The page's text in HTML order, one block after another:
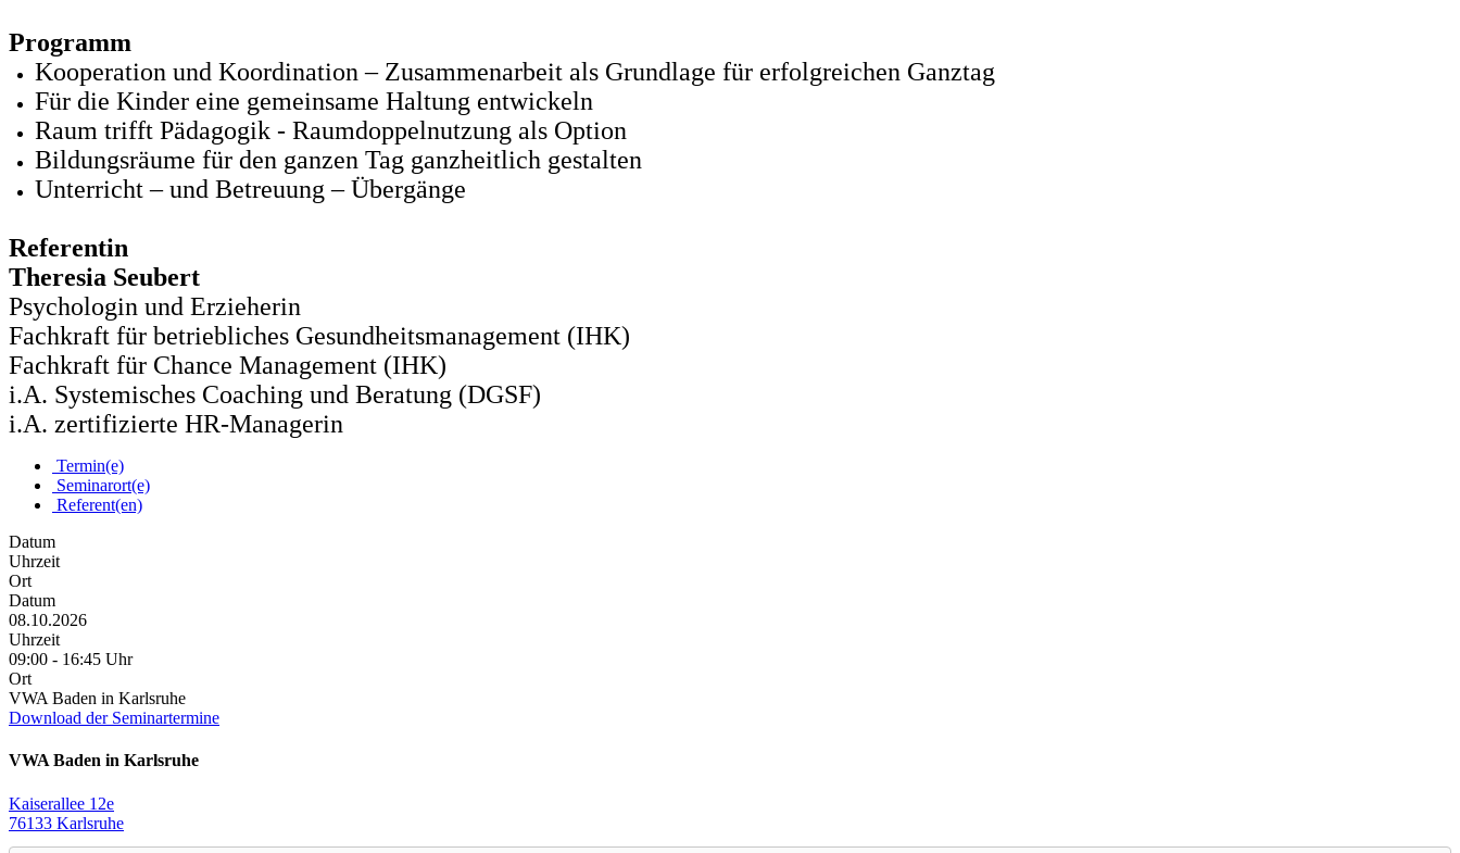
Programm
Kooperation und Koordination – Zusammenarbeit als Grundlage für erfolgreichen Ganztag
Für die Kinder eine gemeinsame Haltung entwickeln
Raum trifft Pädagogik - Raumdoppelnutzung als Option
Bildungsräume für den ganzen Tag ganzheitlich gestalten
Unterricht – und Betreuung – Übergänge
Referentin
Theresia Seubert
Psychologin und Erzieherin
Fachkraft für betriebliches Gesundheitsmanagement (IHK)
Fachkraft für Chance Management (IHK)
i.A. Systemisches Coaching und Beratung (DGSF)
i.A. zertifizierte HR-Managerin
Termin(e)
Seminarort(e)
Referent(en)
Datum
Uhrzeit
Ort
Datum
08.10.2026
Uhrzeit
09:00 - 16:45 Uhr
Ort
VWA Baden in Karlsruhe
Download der Seminartermine
VWA Baden in Karlsruhe
Kaiserallee 12e
76133 Karlsruhe